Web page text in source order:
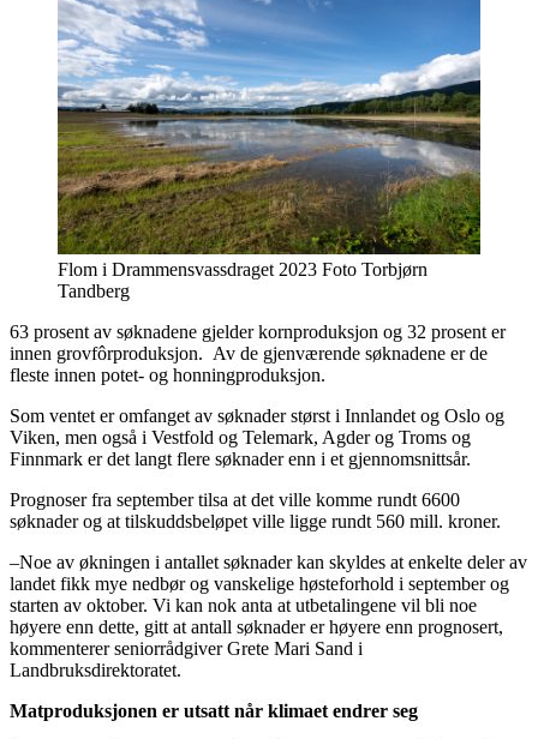
Flom i Drammensvassdraget 2023 Foto Torbjørn
Tandberg
63 prosent av søknadene gjelder kornproduksjon og 32 prosent er
innen grovfôrproduksjon. Av de gjenværende søknadene er de
fleste innen potet- og honningproduksjon.
Som ventet er omfanget av søknader størst i Innlandet og Oslo og
Viken, men også i Vestfold og Telemark, Agder og Troms og
Finnmark er det langt flere søknader enn i et gjennomsnittsår.
Prognoser fra september tilsa at det ville komme rundt 6600
søknader og at tilskuddsbeløpet ville ligge rundt 560 mill. kroner.
–Noe av økningen i antallet søknader kan skyldes at enkelte deler av
landet fikk mye nedbør og vanskelige høsteforhold i september og
starten av oktober. Vi kan nok anta at utbetalingene vil bli noe
høyere enn dette, gitt at antall søknader er høyere enn prognosert,
kommenterer seniorrådgiver Grete Mari Sand i
Landbruksdirektoratet.
Matproduksjonen er utsatt når klimaet endrer seg